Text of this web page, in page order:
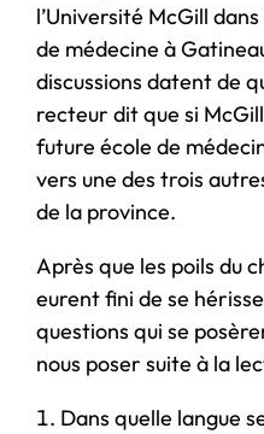
l’Université McGill
de médecine à
discussions datent de
recteur dit que si
future école de
vers une des trois
de la province.
Après que les poils du
eurent fini de se
questions qui se
nous poser suite à la
Dans quelle langue